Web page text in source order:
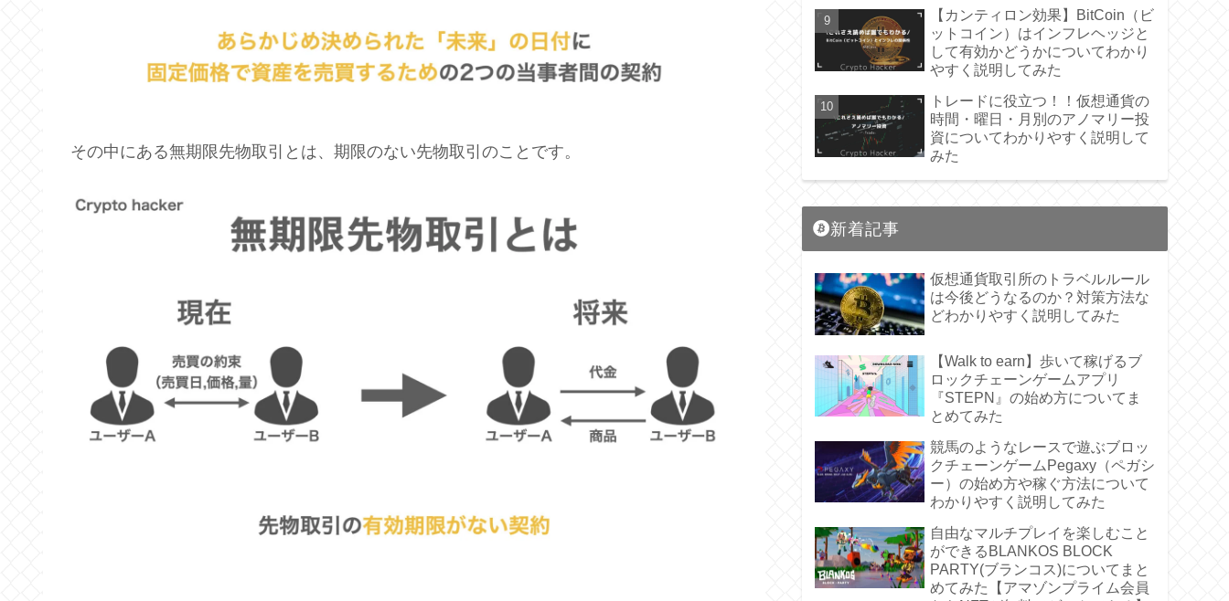
その中にある無期限先物取引とは、期限のない先物取引のことです。
【カンティロン効果】BitCoin（ビ
ットコイン）はインフレヘッジと
して有効かどうかについてわかり
やすく説明してみた
トレードに役立つ！！仮想通貨の
時間・曜日・月別のアノマリー投
資についてわかりやすく説明して
みた
新着記事
仮想通貨取引所のトラベルルール
は今後どうなるのか？対策方法な
どわかりやすく説明してみた
【Walk to earn】歩いて稼げるブ
ロックチェーンゲームアプリ
『STEPN』の始め方についてま
とめてみた
競馬のようなレースで遊ぶブロッ
クチェーンゲームPegaxy（ペガシ
ー）の始め方や稼ぐ方法について
わかりやすく説明してみた
自由なマルチプレイを楽しむこと
ができるBLANKOS BLOCK
PARTY(ブランコス)についてまと
めてみた【アマゾンプライム会員